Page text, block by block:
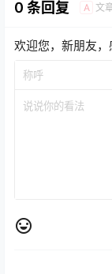
0 条回复 A 文
欢迎您，新朋友，